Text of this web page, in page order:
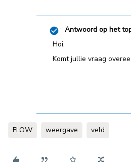
Antwoord op het
Hoi,
Komt jullie vraag
FLOW weergave veld